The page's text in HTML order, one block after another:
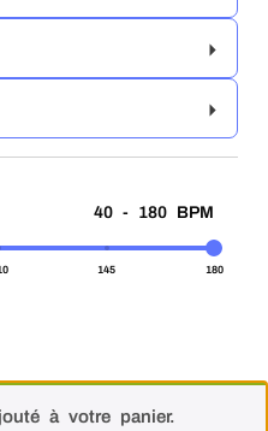
40 - 180 BPM
145 180
à votre panier.